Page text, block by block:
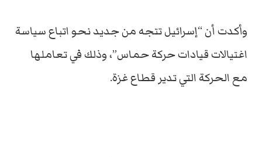
وأكدت أن “إسرائيل تتجه من جديد نحو اتباع سياسة
اغتيالات قيادات حركة حماس”، وذلك في تعاملها
مع الحركة التي تدير قطاع غزة.